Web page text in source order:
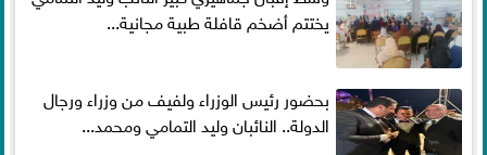
يختتم أضخم قافلة طبية مجانية...
بحضور رئيس الوزراء ولفيف من وزراء ورجال
الدولة.. النائبان وليد التمامي ومحمد...